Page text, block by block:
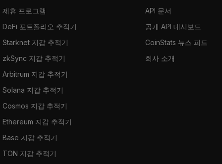
제휴 프로그램
DeFi 포트폴리오 추적기
Starknet 지갑 추적기
zkSync 지갑 추적기
Arbitrum 지갑 추적기
Solana 지갑 추적기
Cosmos 지갑 추적기
Ethereum 지갑 추적기
Base 지갑 추적기
TON 지갑 추적기
API 문서
공개 API 대시보드
CoinStats 뉴스 피드
회사 소개